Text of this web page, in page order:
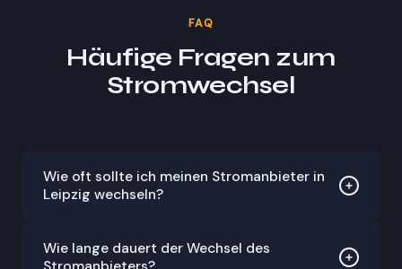
FAQ
Häufige Fragen zum
Stromwechsel
Wie oft sollte ich meinen Stromanbieter in
Leipzig wechseln?
vor allem wenn dein Vertrag ausläuft oder dein
Wie lange dauert der Wechsel des